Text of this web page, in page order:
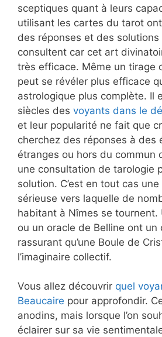
sceptiques quant à leurs
utilisant les cartes du tarot
des réponses et des solutions
consultent car cet art
très efficace. Même un tirage
peut se révéler plus efficace
astrologique plus complète. Il
siècles des voyants dans le
et leur popularité ne fait que
cherchez des réponses à des
étranges ou hors du commun
une consultation de tarologie
solution. C’est en tout cas
sérieuse vers laquelle de
habitant à Nîmes se tournent.
ou un oracle de Belline ont un
rassurant qu’une Boule de
l’imaginaire collectif.
Vous allez découvrir quel
Beaucaire pour approfondir.
anodins, mais lorsque l’on
éclairer sur sa vie